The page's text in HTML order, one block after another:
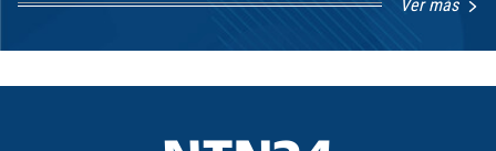
Ver más
8